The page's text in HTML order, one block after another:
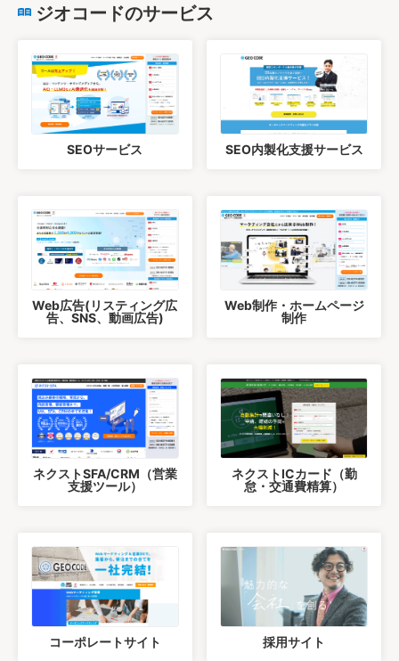
ジオコードのサービス
SEOサービス SEO内製化支援サービス
Web広告(リスティング広
告、SNS、動画広告)
Web制作・ホームページ
制作
ネクストSFA/CRM（営業
支援ツール）
ネクストICカード（勤
怠・交通費精算）
コーポレートサイト 採用サイト